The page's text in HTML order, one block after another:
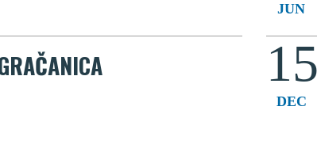
JUN
15
DEC